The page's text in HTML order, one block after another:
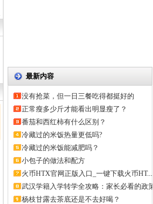
最新内容
没有抢菜，但一日三餐吃得都挺好的
正常瘦多少斤才能看出明显瘦了？
番茄和西红柿有什么区别？
冷藏过的米饭热量更低吗?
冷藏过的米饭能减肥吗？
小包子的做法和配方
火币HTX官网正版入口_一键下载火币HT...
武汉学籍入学转学全攻略：家长必看的政策
解...
杨枝甘露去茶底还是不去好喝？